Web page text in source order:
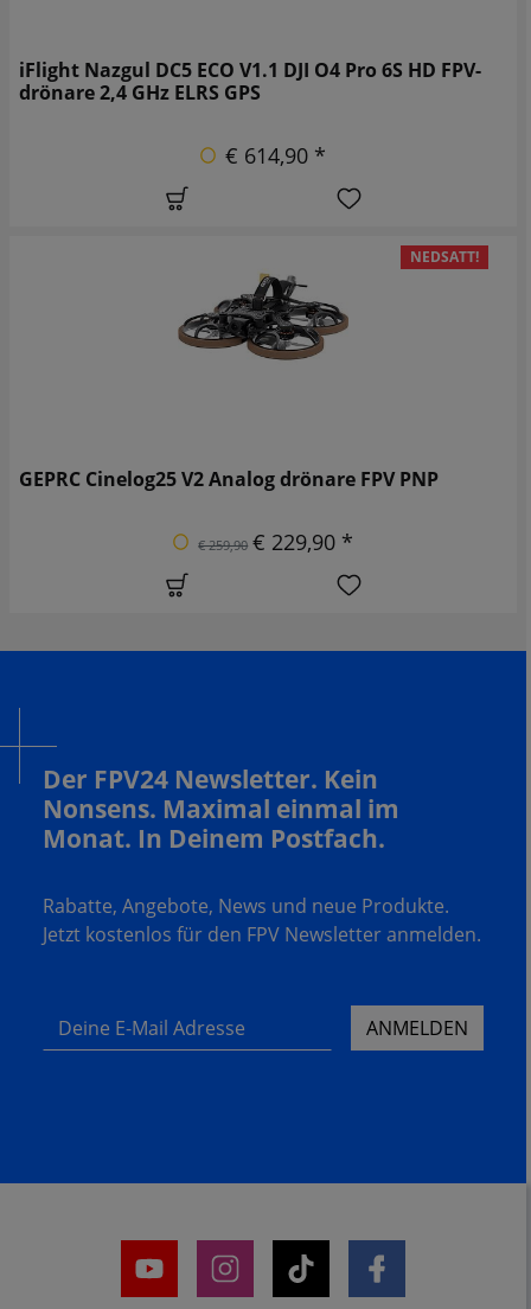
iFlight Nazgul DC5 ECO V1.1 DJI O4 Pro 6S HD FPV-
drönare 2,4 GHz ELRS GPS
€ 614,90 *
NEDSATT!
GEPRC Cinelog25 V2 Analog drönare FPV PNP
€ 259,90 € 229,90 *
Der FPV24 Newsletter. Kein
Nonsens. Maximal einmal im
Monat. In Deinem Postfach.
Rabatte, Angebote, News und neue Produkte.
Jetzt kostenlos für den FPV Newsletter anmelden.
Deine E-Mail Adresse ANMELDEN